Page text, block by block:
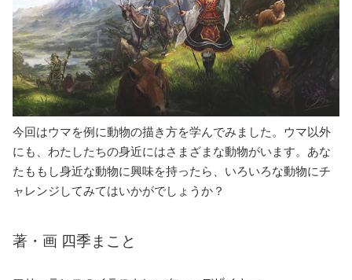
今回はウマを例に動物の描き方を学んでみました。ウマ以外
にも、わたしたちの身近にはさまざまな動物がいます。あな
たももし身近な動物に興味を持ったら、いろいろな動物にチ
ャレンジしてみてはいかがでしょうか？
著・画 四季まこと